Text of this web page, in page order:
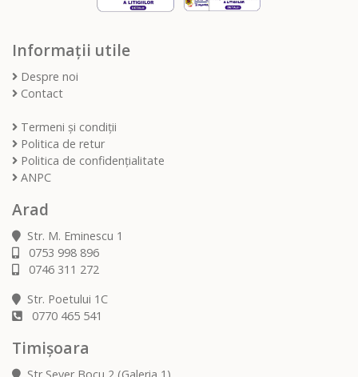
Informații utile
Despre noi
Contact
Termeni și condiții
Politica de retur
Politica de confidențialitate
ANPC
Arad
Str. M. Eminescu 1
0753 998 896
0746 311 272
Str. Poetului 1C
0770 465 541
Timișoara